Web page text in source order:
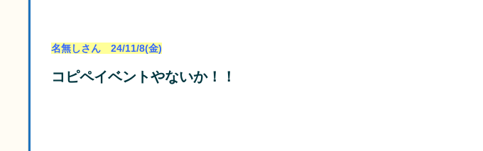
名無しさん 24/11/8(金)
コピペイベントやないか！！